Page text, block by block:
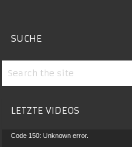
SUCHE
LETZTE VIDEOS
Video-
Code 150: Unknown error.